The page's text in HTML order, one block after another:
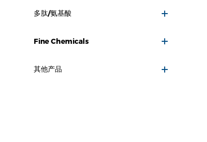
多肽/氨基酸
Fine Chemicals
其他产品